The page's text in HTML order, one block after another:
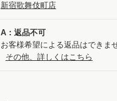
新宿歌舞伎町店
A：返品不可
お客様希望による返品はできま
その他、詳しくはこちら